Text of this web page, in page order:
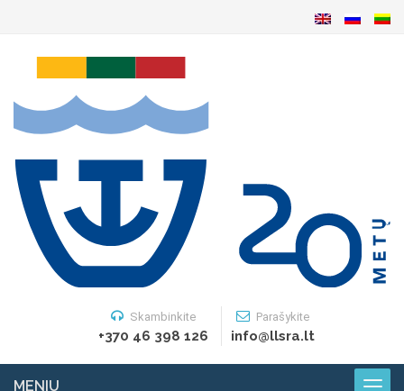
Skambinkite
+370 46 398 126
Parašykite
info@llsra.lt
MENIU